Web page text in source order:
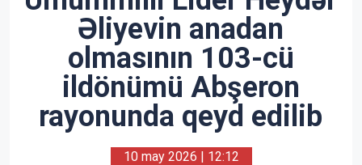
Əliyevin anadan
olmasının 103-cü
ildönümü Abşeron
rayonunda qeyd edilib
10 may 2026 | 12:12